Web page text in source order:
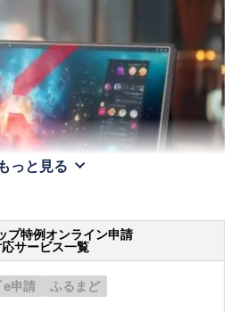
もっと見る
プ特例オンライン申請
サービス一覧
e申請
ふるまど